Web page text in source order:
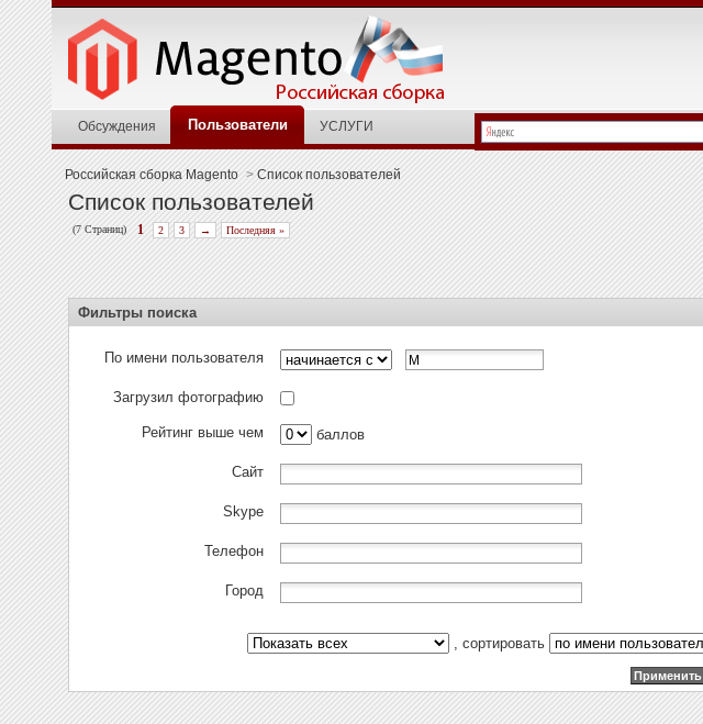
Обсуждения Пользователи УСЛУГИ
Российская сборка Magento > Список пользователей
Список пользователей
(7 Страниц) 1 2 3 → Последняя »
Фильтры поиска
По имени пользователя
Загрузил фотографию
Рейтинг выше чем баллов
Сайт
Skype
Телефон
Город
, сортировать